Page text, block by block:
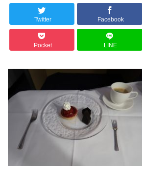
Twitter Facebook
Pocket LINE